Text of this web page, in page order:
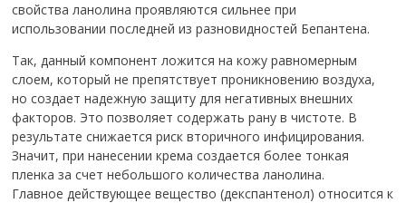
свойства ланолина проявляются сильнее при
использовании последней из разновидностей Бепантена.
Так, данный компонент ложится на кожу равномерным
слоем, который не препятствует проникновению воздуха,
но создает надежную защиту для негативных внешних
факторов. Это позволяет содержать рану в чистоте. В
результате снижается риск вторичного инфицирования.
Значит, при нанесении крема создается более тонкая
пленка за счет небольшого количества ланолина.
Главное действующее вещество (декспантенол) относится к